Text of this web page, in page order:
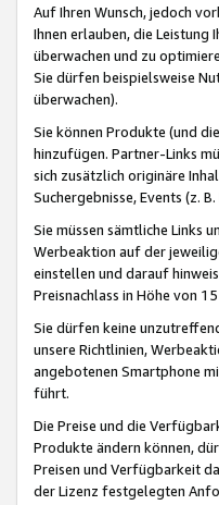
Auf Ihren Wunsch, jedoch
Ihnen erlauben, die Leistung
überwachen und zu
Sie dürfen beispielsweise
überwachen).
Sie können Produkte (und
hinzufügen. Partner-Links
sich zusätzlich originäre
Suchergebnisse, Events (z.
Sie müssen sämtliche Links
Werbeaktion auf der
einstellen und darauf
Preisnachlass in Höhe von
Sie dürfen keine
unsere Richtlinien,
angebotenen Smartphone
führt.
Die Preise und die
Produkte ändern können,
Preisen und Verfügbarkeit
der Lizenz festgelegten